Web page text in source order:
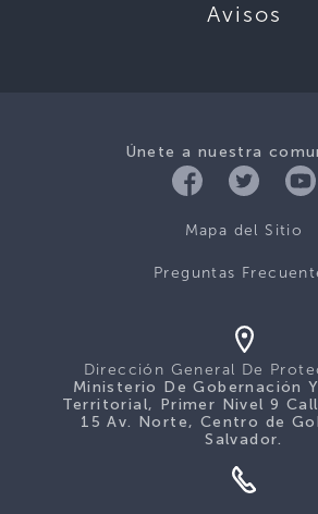
Avisos
Únete a nuestra
Mapa del Sitio
Preguntas
Dirección General De
Ministerio De Gobernación
Territorial, Primer Nivel 9
15 Av. Norte, Centro de
Salvador.